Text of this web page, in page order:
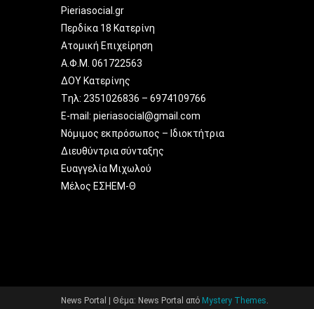
Pieriasocial.gr
Περδίκα 18 Κατερίνη
Ατομική Επιχείρηση
Α.Φ.Μ. 061722563
ΔΟΥ Κατερίνης
Tηλ: 2351026836 – 6974109766
E-mail: pieriasocial@gmail.com
Νόμιμος εκπρόσωπος – Ιδιοκτήτρια
Διευθύντρια σύνταξης
Ευαγγελία Μιχωλού
Μέλος ΕΣΗΕΜ-Θ
News Portal Θέμα: News Portal από Mystery Themes.